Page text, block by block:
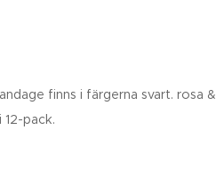
finns i färgerna svart. rosa &
12-pack.